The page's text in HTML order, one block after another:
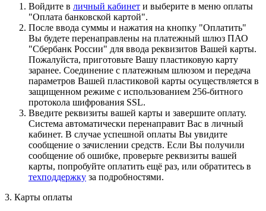
Войдите в личный кабинет и выберите в меню оплаты
"Оплата банковской картой".
После ввода суммы и нажатия на кнопку "Оплатить"
Вы будете перенаправлены на платежный шлюз ПАО
"Сбербанк России" для ввода реквизитов Вашей карты.
Пожалуйста, приготовьте Вашу пластиковую карту
заранее. Соединение с платежным шлюзом и передача
параметров Вашей пластиковой карты осуществляется в
защищенном режиме с использованием 256-битного
протокола шифрования SSL.
Введите реквизиты вашей карты и завершите оплату.
Система автоматически перенаправит Вас в личный
кабинет. В случае успешной оплаты Вы увидите
сообщение о зачислении средств. Если Вы получили
сообщение об ошибке, проверьте реквизиты вашей
карты, попробуйте оплатить ещё раз, или обратитесь в
техподдержку за подробностями.
3. Карты оплаты